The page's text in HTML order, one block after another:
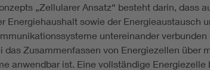
„Zellularer Ansatz“ besteht darin, dass
Energiehaushalt sowie der Energieaustausch
untereinander
das Zusammenfassen von Energiezellen über
anwendbar ist. Eine vollständige